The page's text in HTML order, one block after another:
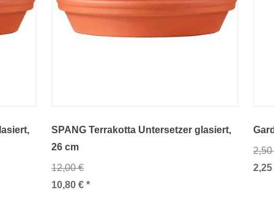
,
SPANG Terrakotta Untersetzer glasiert,
26 cm
12,00 €
10,80 € *
2,50
2,25